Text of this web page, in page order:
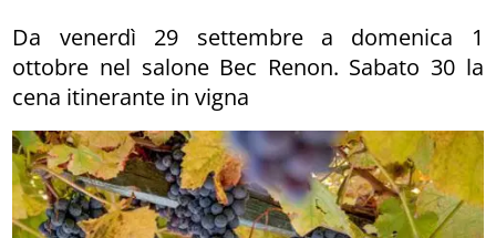
Da venerdì 29 settembre a domenica 1
ottobre nel salone Bec Renon. Sabato 30 la
cena itinerante in vigna